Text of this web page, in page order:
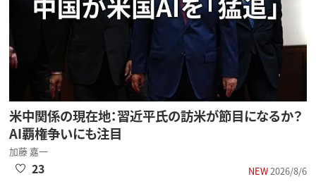
米中関係の現在地：習近平氏の訪米が節目になるか？
AI覇権争いにも注目
加藤 嘉一
NEW2026/8/6
23